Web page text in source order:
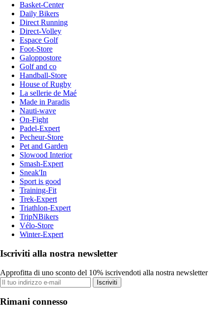
Basket-Center
Daily Bikers
Direct Running
Direct-Volley
Espace Golf
Foot-Store
Galoppostore
Golf and co
Handball-Store
House of Rugby
La sellerie de Maé
Made in Paradis
Nauti-wave
On-Fight
Padel-Expert
Pecheur-Store
Pet and Garden
Slowood Interior
Smash-Expert
Sneak'In
Sport is good
Training-Fit
Trek-Expert
Triathlon-Expert
TripNBikers
Vélo-Store
Winter-Expert
Iscriviti alla nostra newsletter
Approfitta di uno sconto del 10% iscrivendoti alla nostra newsletter
Iscriviti
Rimani connesso